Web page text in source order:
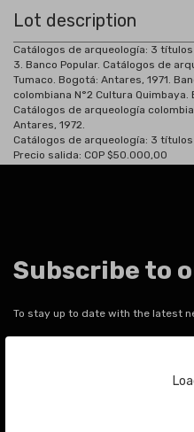
Lot description
Catálogos de arqueología: 3 títulos
3. Banco Popular. Catálogos de
Tumaco. Bogotá: Antares, 1971.
colombiana N°2 Cultura Quimbaya.
Catálogos de arqueología
Antares, 1972.
Catálogos de arqueología: 3 títulos
Precio salida: COP $50.000,00
Subscribe to
To stay up to date with the latest
Your